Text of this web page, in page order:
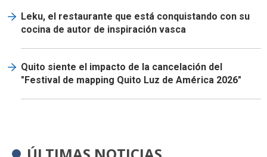
Leku, el restaurante que está conquistando con su
cocina de autor de inspiración vasca
Quito siente el impacto de la cancelación del
"Festival de mapping Quito Luz de América 2026"